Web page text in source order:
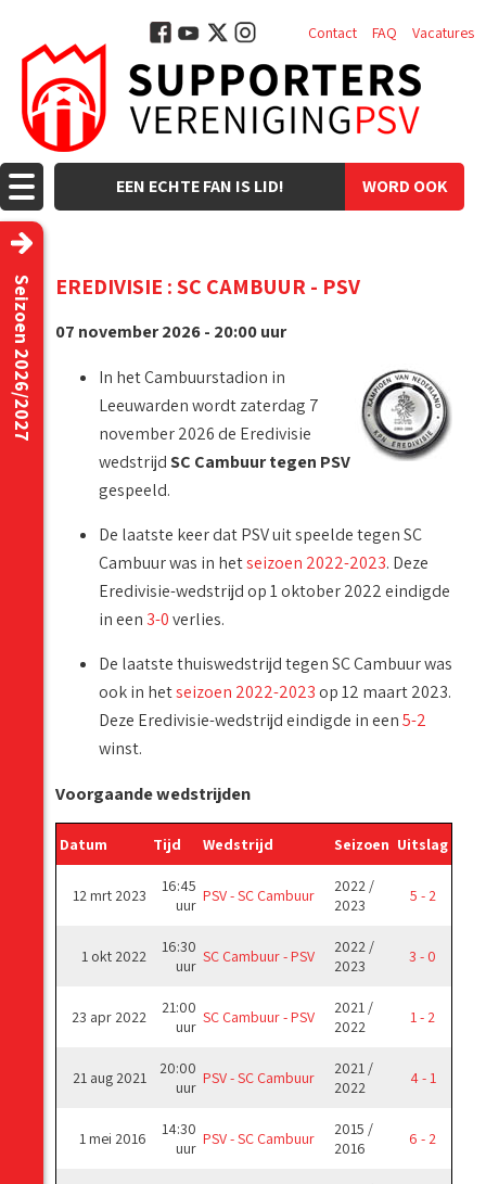
WORD OOK
EEN ECHTE FAN IS LID!
Contact FAQ Vacatures
Seizoen 2026/2027 EREDIVISIE : SC CAMBUUR - PSV
07 november 2026 - 20:00 uur
In het Cambuurstadion in
Leeuwarden wordt zaterdag 7
november 2026 de Eredivisie
wedstrijdSC Cambuur tegen PSV
gespeeld.
De laatste keer dat PSV uit speelde tegen SC
Cambuur was in hetseizoen 2022-2023. Deze
Eredivisie-wedstrijd op 1 oktober 2022 eindigde
in een 3-0verlies.
De laatste thuiswedstrijd tegen SC Cambuur was
ook in hetseizoen 2022-2023op 12 maart 2023.
Deze Eredivisie-wedstrijd eindigde in een5-2
winst.
Voorgaande wedstrijden
Datum Tijd Wedstrijd Seizoen Uitslag
12 mrt 2023
16:45
uur PSV - SC Cambuur
2022 /
2023
5 - 2
1 okt 2022
16:30
uur SC Cambuur - PSV
2022 /
2023
3 - 0
23 apr 2022
21:00
uur SC Cambuur - PSV
2021 /
2022
1 - 2
21 aug 2021
20:00
uur PSV - SC Cambuur
2021 /
2022
4 - 1
1 mei 2016
14:30
uur PSV - SC Cambuur
2015 /
2016
6 - 2